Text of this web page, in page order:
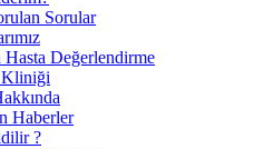
Sorular
Hasta Değerlendirme
Kliniği
Haberler
?